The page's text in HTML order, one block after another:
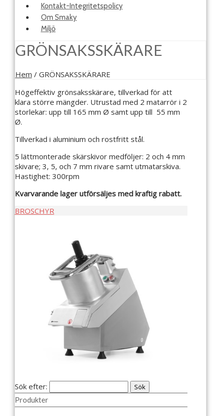
Kontakt-Integritetspolicy
Om Smaky
Miljö
GRÖNSAKSSKÄRARE
Hem / GRÖNSAKSSKÄRARE
Högeffektiv grönsaksskärare, tillverkad för att
klara större mängder. Utrustad med 2 matarrör i 2
storlekar: upp till 165 mm Ø samt upp till 55 mm
Ø.
Tillverkad i aluminium och rostfritt stål.
5 lättmonterade skärskivor medföljer: 2 och 4 mm
skivare; 3, 5, och 7 mm rivare samt utmatarskiva.
Hastighet: 300rpm
Kvarvarande lager utförsäljes med kraftig rabatt.
BROSCHYR
Sök efter:
Produkter